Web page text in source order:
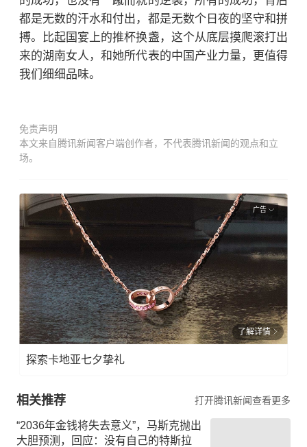
都是无数的汗水和付出，都是无数个日夜的坚守和拼
搏。比起国宴上的推杯换盏，这个从底层摸爬滚打出
来的湖南女人，和她所代表的中国产业力量，更值得
我们细细品味。
免责声明
本文来自腾讯新闻客户端创作者，不代表腾讯新闻的观点和立
场。
广告
了解详情
探索卡地亚七夕挚礼
相关推荐 打开腾讯新闻查看更多
“2036年金钱将失去意义”，马斯克抛出
大胆预测，回应：没有自己的特斯拉